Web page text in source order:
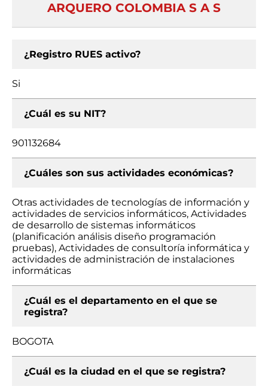
ARQUERO COLOMBIA S A S
¿Registro RUES activo?
Si
¿Cuál es su NIT?
901132684
¿Cuáles son sus actividades económicas?
Otras actividades de tecnologías de información y
actividades de servicios informáticos, Actividades
de desarrollo de sistemas informáticos
(planificación análisis diseño programación
pruebas), Actividades de consultoría informática y
actividades de administración de instalaciones
informáticas
¿Cuál es el departamento en el que se
registra?
BOGOTA
¿Cuál es la ciudad en el que se registra?